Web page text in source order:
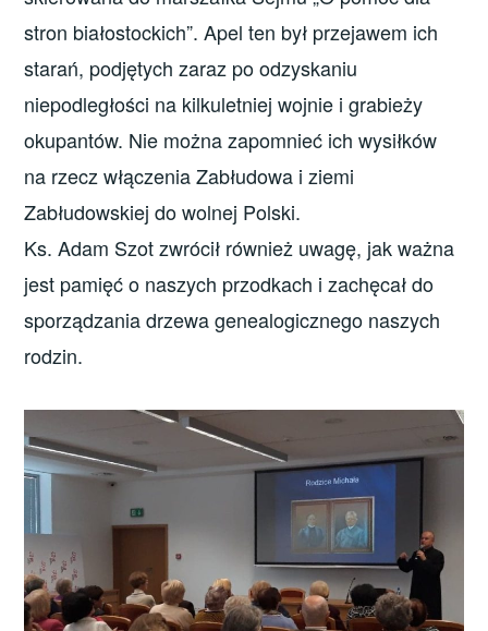
stron białostockich”. Apel ten był przejawem ich
starań, podjętych zaraz po odzyskaniu
niepodległości na kilkuletniej wojnie i grabieży
okupantów. Nie można zapomnieć ich wysiłków
na rzecz włączenia Zabłudowa i ziemi
Zabłudowskiej do wolnej Polski.
Ks. Adam Szot zwrócił również uwagę, jak ważna
jest pamięć o naszych przodkach i zachęcał do
sporządzania drzewa genealogicznego naszych
rodzin.